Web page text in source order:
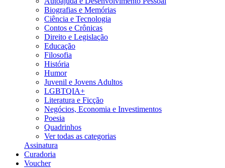
Biografias e Memórias
Ciência e Tecnologia
Contos e Crônicas
Direito e Legislação
Educação
Filosofia
História
Humor
Juvenil e Jovens Adultos
LGBTQIA+
Literatura e Ficção
Negócios, Economia e Investimentos
Poesia
Quadrinhos
Ver todas as categorias
Assinatura
Curadoria
Voucher